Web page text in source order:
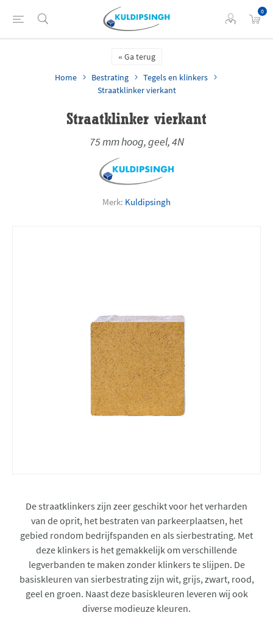
0
Ga terug
Home
Bestrating
Tegels en klinkers
Straatklinker vierkant
Straatklinker vierkant
75 mm hoog, geel, 4N
Merk: Kuldipsingh
De straatklinkers zijn zeer geschikt voor het verharden
van de oprit, het bestraten van parkeerplaatsen, het
gebied rondom bedrijfspanden en als sierbestrating. Met
deze klinkers is het gemakkelijk om verschillende
legverbanden te maken zonder klinkers te slijpen. De
basiskleuren van sierbestrating zijn wit, grijs, zwart, rood,
geel en groen. Naast deze basiskleuren leveren wij ook
diverse modieuze kleuren.